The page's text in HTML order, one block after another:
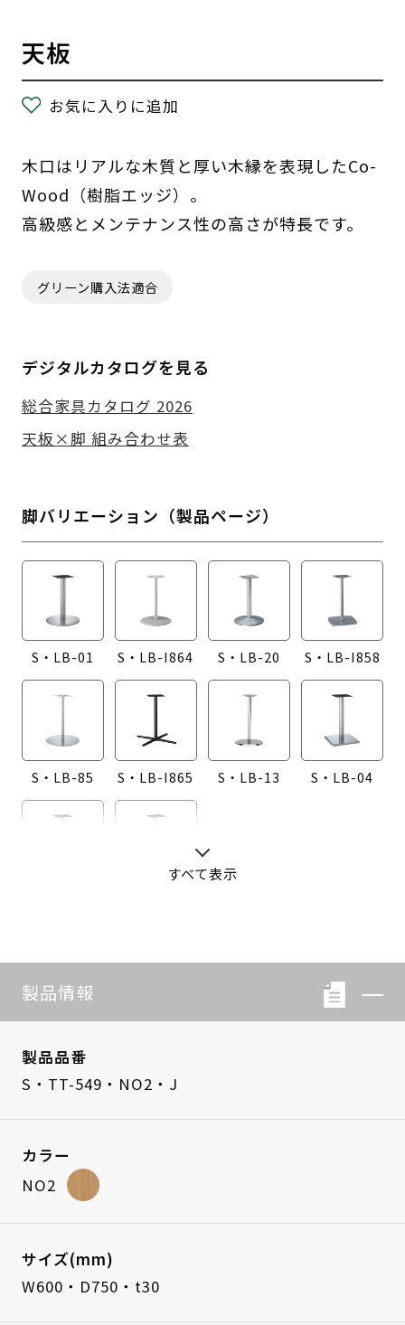
天板
お気に入りに追加
木口はリアルな木質と厚い木縁を表現したCo-
Wood（樹脂エッジ）。
高級感とメンテナンス性の高さが特長です。
グリーン購入法適合
デジタルカタログを見る
総合家具カタログ 2026
天板×脚 組み合わせ表
脚バリエーション（製品ページ）
S・LB-01 S・LB-I864 S・LB-20 S・LB-I858
S・LB-85 S・LB-I865 S・LB-13 S・LB-04
すべて表示
製品情報
製品品番
S・TT-549・NO2・J
カラー
NO2
サイズ(mm)
W600・D750・t30